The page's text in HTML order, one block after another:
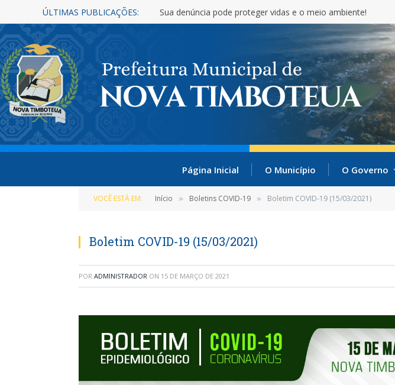
ÚLTIMAS PUBLICAÇÕES: Nova Timboteua é reconhecida nacionalmente pela educação!
Página Inicial O Município O Governo
VOCÊ ESTÁ EM: Início » Boletins COVID-19 » Boletim COVID-19 (15/03/2021)
Boletim COVID-19 (15/03/2021)
POR ADMINISTRADOR ON 15 DE MARÇO DE 2021